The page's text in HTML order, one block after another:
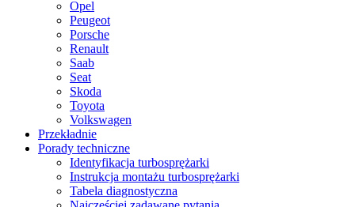
Opel
Peugeot
Porsche
Renault
Saab
Seat
Skoda
Toyota
Volkswagen
Przekładnie
Porady techniczne
Identyfikacja turbosprężarki
Instrukcja montażu turbosprężarki
Tabela diagnostyczna